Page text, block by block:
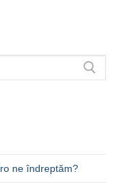
ne îndreptăm?